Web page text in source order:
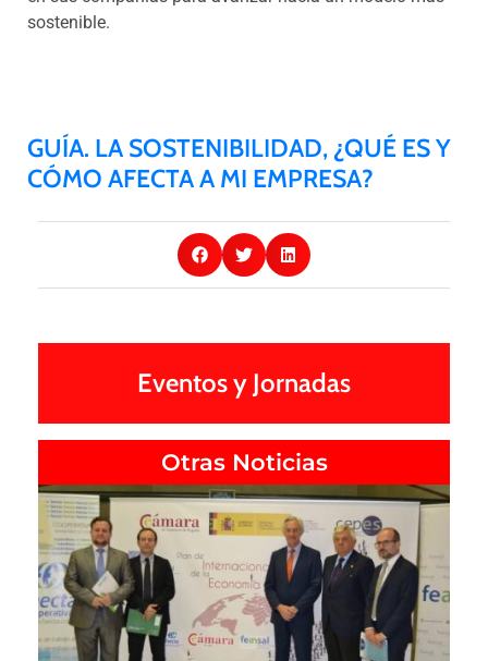
sostenible.
GUÍA. LA SOSTENIBILIDAD, ¿QUÉ ES Y
CÓMO AFECTA A MI EMPRESA?
Eventos y Jornadas
Otras Noticias